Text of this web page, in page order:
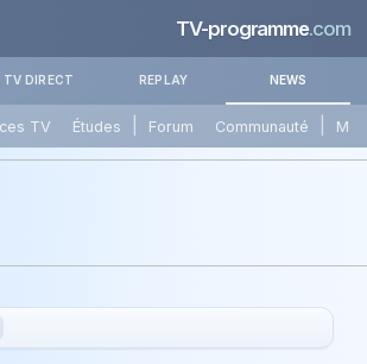
TV-programme.com
TV DIRECT REPLAY NEWS
TV Études Forum Communauté